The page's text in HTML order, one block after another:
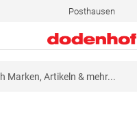
Posthausen